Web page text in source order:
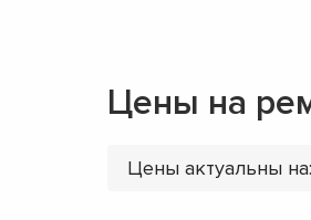
Цены на
Цены актуальны на: